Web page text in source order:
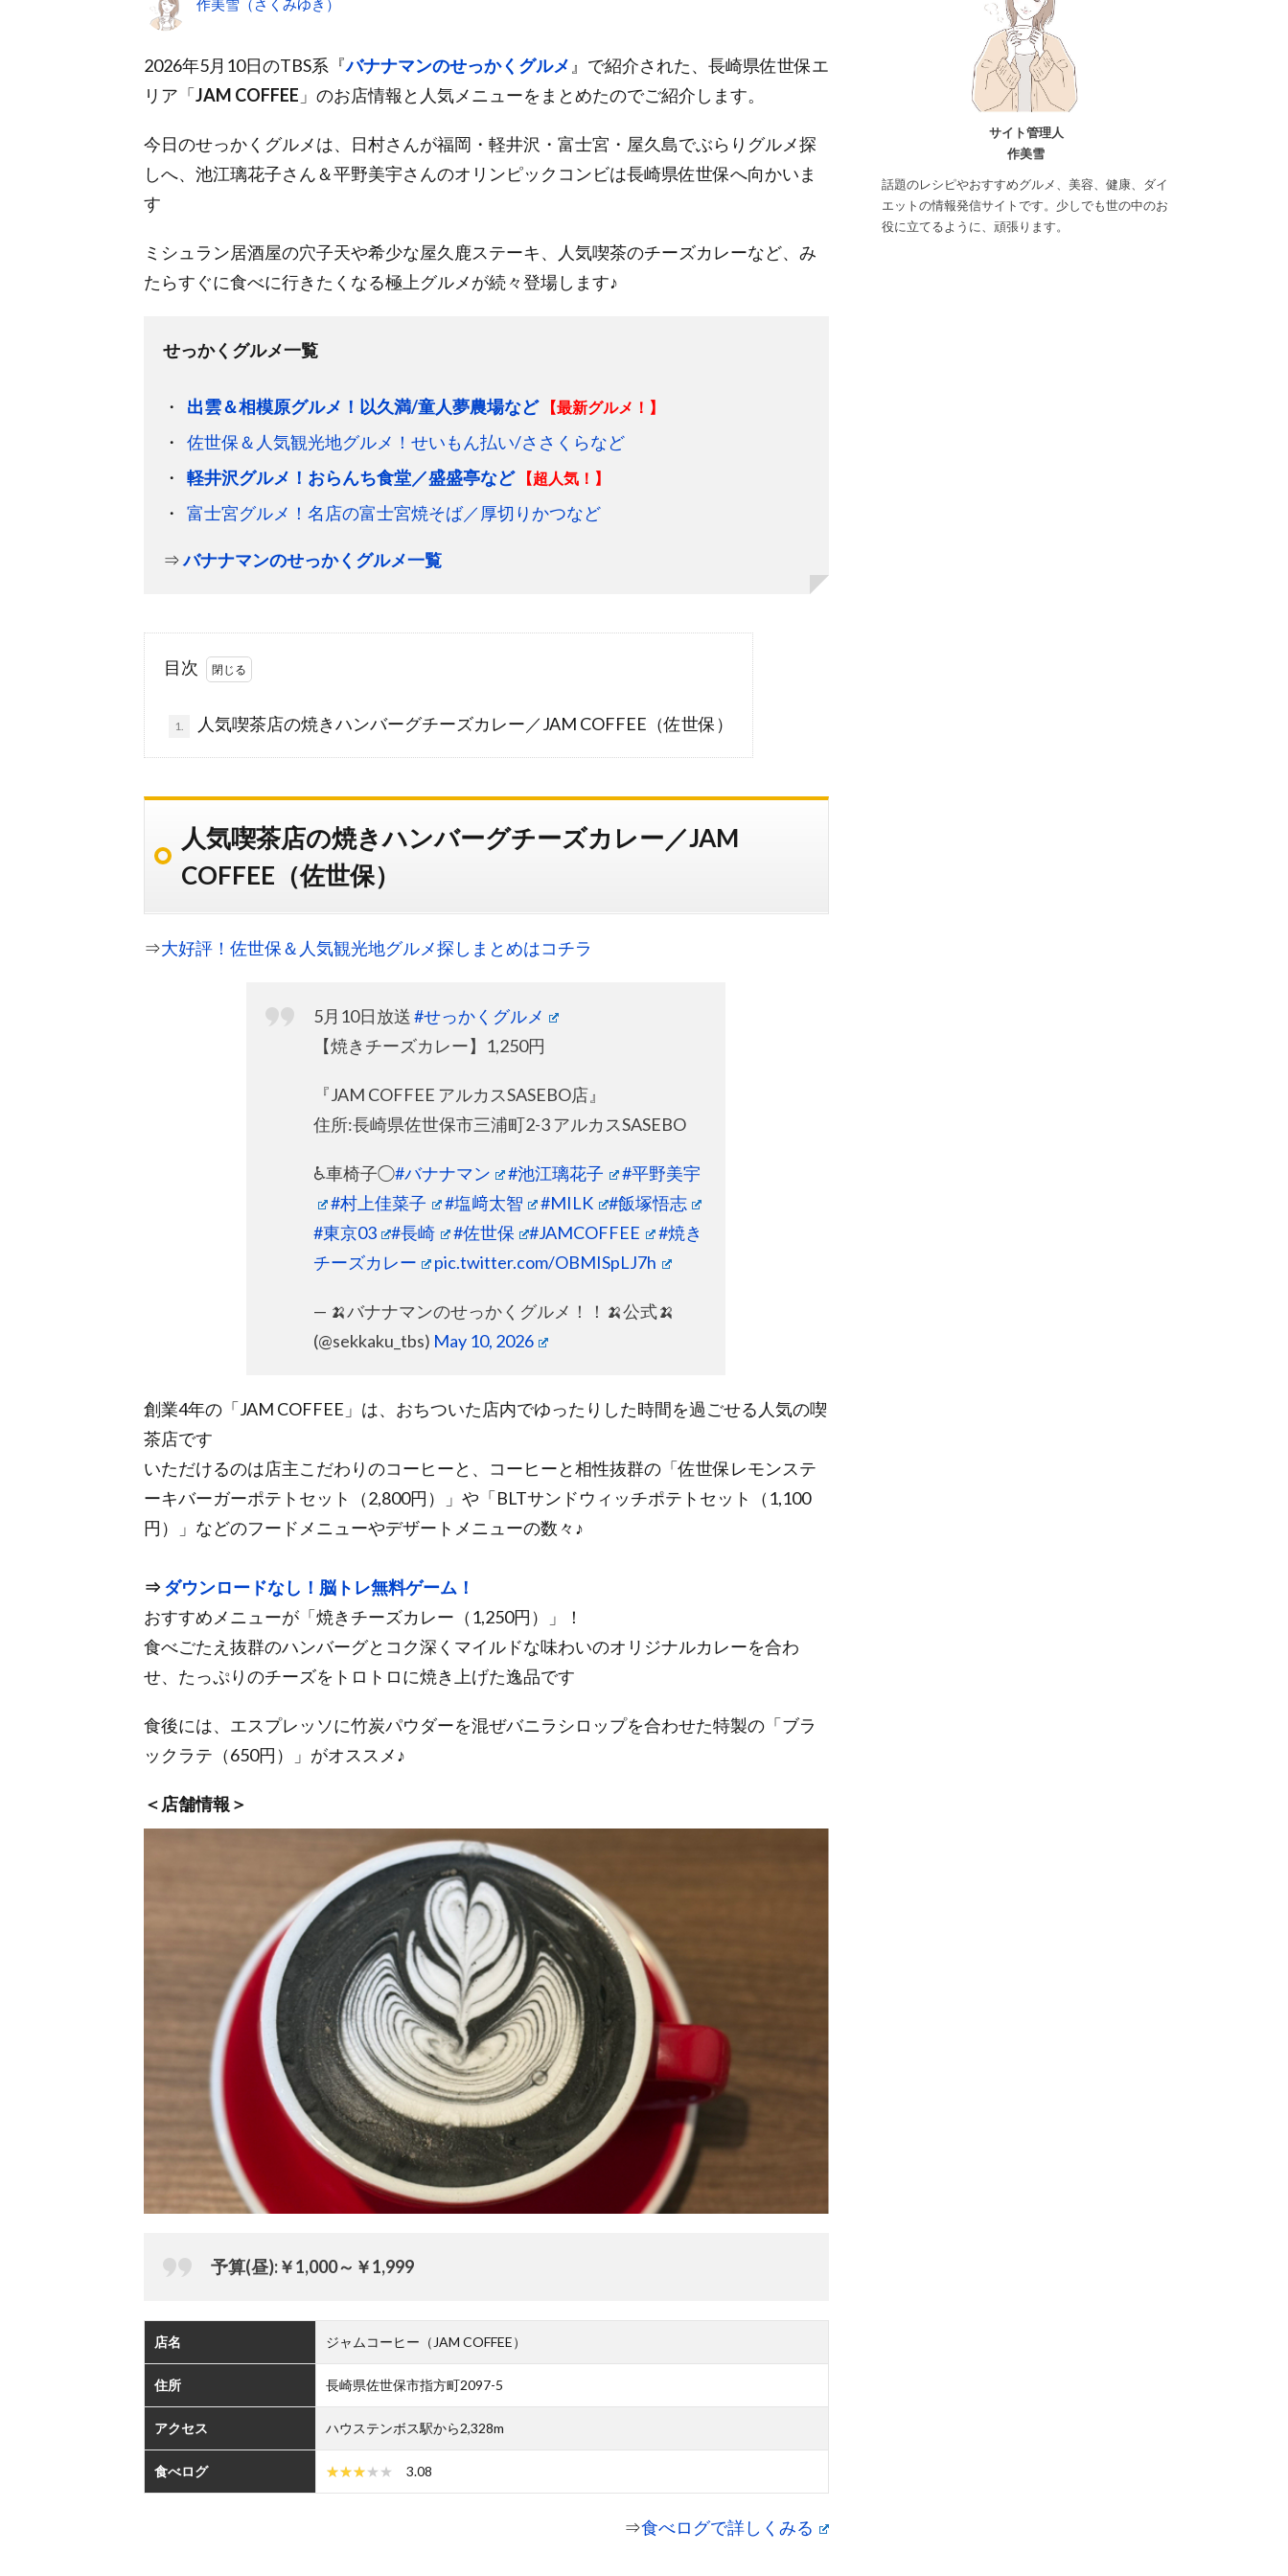
作美雪（さくみゆき）
2026年5月10日のTBS系『バナナマンのせっかくグルメ 』で紹介された、長崎県佐世保エ
リア「JAM COFFEE 」のお店情報と人気メニューをまとめたのでご紹介します。
今日のせっかくグルメは、日村さんが福岡・軽井沢・富士宮・屋久島でぶらりグルメ探
しへ、池江璃花子さん＆平野美宇さんのオリンピックコンビは長崎県佐世保へ向かいま
す
ミシュラン居酒屋の穴子天や希少な屋久鹿ステーキ、人気喫茶のチーズカレーなど、み
たらすぐに食べに行きたくなる極上グルメが続々登場します♪
せっかくグルメ一覧
出雲＆相模原グルメ！以久満/童人夢農場など 【最新グルメ！】
佐世保＆人気観光地グルメ！せいもん払い/ささくらなど
軽井沢グルメ！おらんち食堂／盛盛亭など
【超人気！】
富士宮グルメ！名店の富士宮焼そば／厚切りかつなど
⇒バナナマンのせっかくグルメ一覧
目次
1. 人気喫茶店の焼きハンバーグチーズカレー／JAM COFFEE（佐世保）
人気喫茶店の焼きハンバーグチーズカレー／JAM
COFFEE（佐世保）
⇒大好評！佐世保＆人気観光地グルメ探しまとめはコチラ
5月10日放送 #せっかくグルメ
【焼きチーズカレー】1,250円
『JAM COFFEE アルカスSASEBO店』
住所:長崎県佐世保市三浦町2-3 アルカスSASEBO
♿車椅子◯#バナナマン #池江璃花子
#平野美宇
#村上佳菜子
#塩﨑太智 #MILK
#飯塚悟志
#東京03
#長崎 #佐世保 #JAMCOFFEE
#焼き
チーズカレー
pic.twitter.com/OBMISpLJ7h
— 🍌バナナマンのせっかくグルメ！！🍌公式🍌
(@sekkaku_tbs) May 10, 2026
創業4年の「JAM COFFEE」は、おちついた店内でゆったりした時間を過ごせる人気の喫
茶店です
いただけるのは店主こだわりのコーヒーと、コーヒーと相性抜群の「佐世保レモンステ
ーキバーガーポテトセット（2,800円）」や「BLTサンドウィッチポテトセット（1,100
円）」などのフードメニューやデザートメニューの数々♪
⇒ダウンロードなし！脳トレ無料ゲーム！
おすすめメニューが「焼きチーズカレー（1,250円）」！
食べごたえ抜群のハンバーグとコク深くマイルドな味わいのオリジナルカレーを合わ
せ、たっぷりのチーズをトロトロに焼き上げた逸品です
食後には、エスプレッソに竹炭パウダーを混ぜバニラシロップを合わせた特製の「ブラ
ックラテ（650円）」がオススメ♪
＜店舗情報＞
予算(昼):￥1,000～￥1,999
店名 ジャムコーヒー（JAM COFFEE）
住所 長崎県佐世保市指方町2097-5
アクセス ハウステンボス駅から2,328m
食べログ 3.08
⇒食べログで詳しくみる
サイト管理人
作美雪
話題のレシピやおすすめグルメ、美容、健康、ダイ
エットの情報発信サイトです。少しでも世の中のお
役に立てるように、頑張ります。